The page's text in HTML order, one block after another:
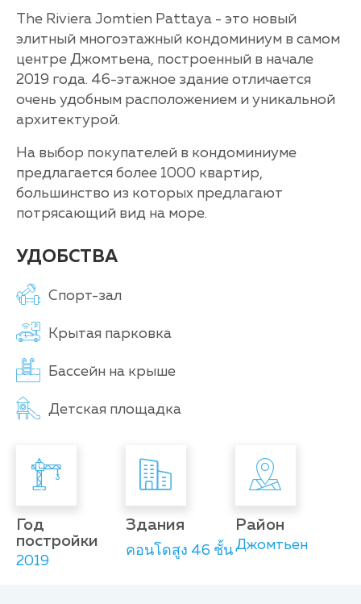
The Riviera Jomtien Pattaya - это новый
элитный многоэтажный кондоминиум в самом
центре Джомтьена, построенный в начале
2019 года. 46-этажное здание отличается
очень удобным расположением и уникальной
архитектурой.
На выбор покупателей в кондоминиуме
предлагается более 1000 квартир,
большинство из которых предлагают
потрясающий вид на море.
УДОБСТВА
Спорт-зал
Крытая парковка
Бассейн на крыше
Детская площадка
Год
постройки
2019
Здания
คอนโดสูง 46 ชั้น
Район
Джомтьен